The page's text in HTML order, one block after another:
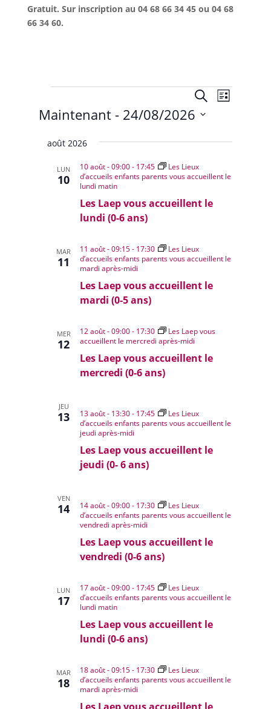
Gratuit. Sur inscription au 04 68 66 34 45 ou 04 68
66 34 60.
Évènements Recherche
et
navigation
de
Recherche
de
Liste
Maintenant - 24/08/2026
une
août 2026
LUN
10
Les Laep vous accueillent le
lundi (0-6 ans)
10 août - 09:00- 17:45
Les Lieux
d’accueils enfants parents vous accueillent le
lundi matin
MAR
11
Les Laep vous accueillent le
mardi (0-5 ans)
11 août - 09:15- 17:30
Les Lieux
d’accueils enfants parents vous accueillent le
mardi après-midi
MER
12
Les Laep vous accueillent le
mercredi (0-6 ans)
12 août - 09:00- 17:30
Les Laep vous
accueillent le mercredi après-midi
JEU
13
Les Laep vous accueillent le
jeudi (0- 6 ans)
13 août - 13:30- 17:45
Les Lieux
d’accueils enfants parents vous accueillent le
jeudi après-midi
VEN
14
Les Laep vous accueillent le
vendredi (0-6 ans)
14 août - 09:00- 17:30
Les Lieux
d’accueils enfants parents vous accueillent le
vendredi après-midi
LUN
17
Les Laep vous accueillent le
lundi (0-6 ans)
17 août - 09:00- 17:45
Les Lieux
d’accueils enfants parents vous accueillent le
lundi matin
MAR
18
Les Laep vous accueillent le
18 août - 09:15- 17:30
Les Lieux
d’accueils enfants parents vous accueillent le
mardi après-midi